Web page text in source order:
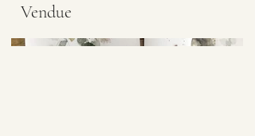
Vendue